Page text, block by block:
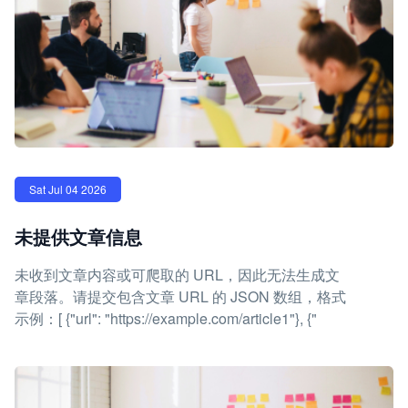
Sat Jul 04 2026
未提供文章信息
未收到文章内容或可爬取的 URL，因此无法生成文
章段落。请提交包含文章 URL 的 JSON 数组，格式
示例：[ {"url": "https://example.com/article1"}, {"